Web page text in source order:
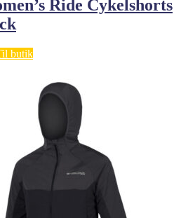
Ride Cykelshorts
kr..
butik